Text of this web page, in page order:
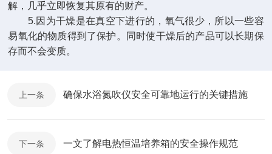
解，几乎立即恢复其原有的财产。
5.因为干燥是在真空下进行的，氧气很少，所以一些容
易氧化的物质得到了保护。同时使干燥后的产品可以长期保
存而不会变质。
上一条 确保水浴氮吹仪安全可靠地运行的关键措施
下一条 一文了解电热恒温培养箱的安全操作规范